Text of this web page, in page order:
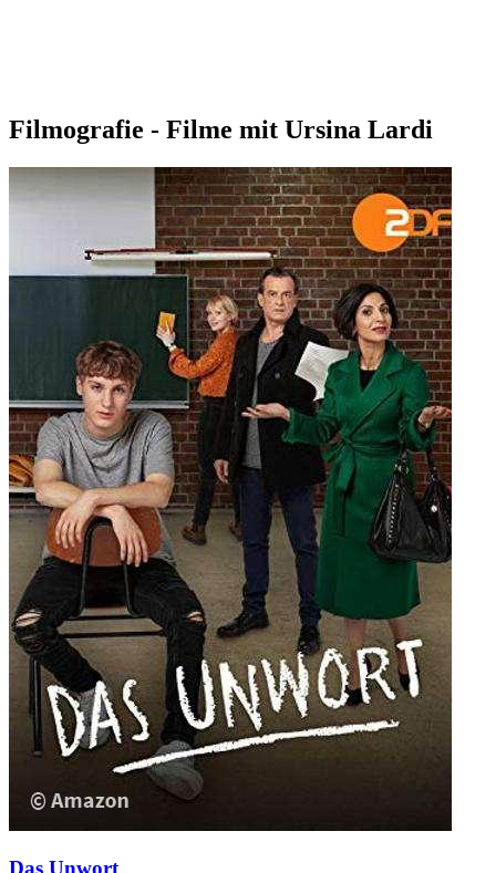
Filmografie - Filme mit Ursina Lardi
Das Unwort